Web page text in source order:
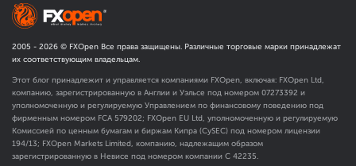
2005 - 2026 © FXOpen Все права защищены. Различные торговые марки принадлежат
их соответствующим владельцам.
Этот блог принадлежит и управляется компаниями FXOpen, включая: FXOpen Ltd,
компанию, зарегистрированную в Англии и Уэльсе под номером 07273392 и
уполномоченную и регулируемую Управлением по финансовому поведению под
фирменным номером FCA 579202; FXOpen EU Ltd, уполномоченную и регулируемую
Комиссией по ценным бумагам и биржам Кипра (CySEC) под номером лицензии
194/13; FXOpen Markets Limited, компанию, надлежащим образом
зарегистрированную в Невисе под номером компании C 42235.